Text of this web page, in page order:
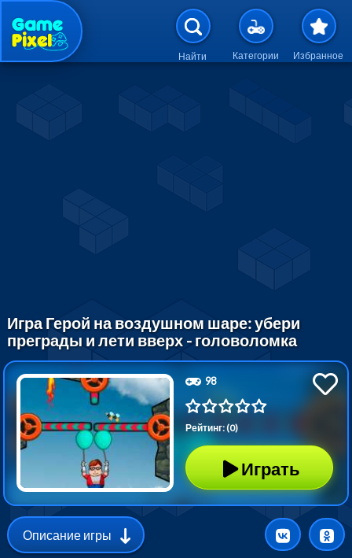
Перейти к основному
Найти Категории Избранное
Игра Герой на воздушном шаре: убери
преграды и лети вверх - головоломка
98
Рейтинг: (0)
Играть
Описание игры